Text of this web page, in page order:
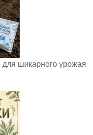
для шикарного урожая